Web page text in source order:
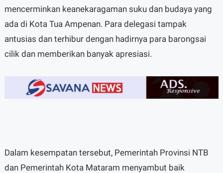
mencerminkan keanekaragaman suku dan budaya yang
ada di Kota Tua Ampenan. Para delegasi tampak
antusias dan terhibur dengan hadirnya para barongsai
cilik dan memberikan banyak apresiasi.
Dalam kesempatan tersebut, Pemerintah Provinsi NTB
dan Pemerintah Kota Mataram menyambut baik